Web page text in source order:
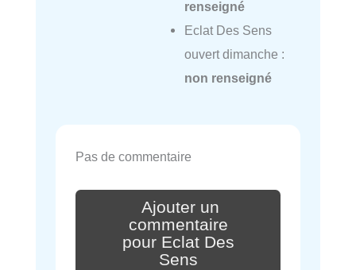
renseigné
Eclat Des Sens
ouvert dimanche :
non renseigné
Pas de commentaire
Ajouter un
commentaire
pour Eclat Des
Sens